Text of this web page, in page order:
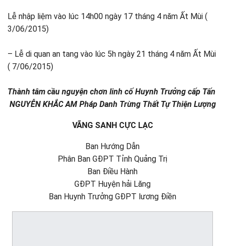
Lễ nhập liệm vào lúc 14h00 ngày 17 tháng 4 năm Ất Mùi (
3/06/2015)
– Lễ di quan an tang vào lúc 5h ngày 21 tháng 4 năm Ất Mùi
( 7/06/2015)
Thành tâm cầu nguyện chơn linh cố Huynh Trưởng cấp Tấn
NGUYỄN KHẮC AM Pháp Danh Trừng Thất Tự Thiện Lượng
VÃNG SANH CỰC LẠC
Ban Hướng Dẫn
Phân Ban GĐPT Tỉnh Quảng Trị
Ban Điều Hành
GĐPT Huyện hải Lăng
Ban Huynh Trưởng GĐPT lương Điền